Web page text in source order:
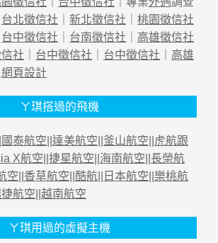
台北徵信社 ｜ 新北徵信社 ｜ 桃園徵信社
台中徵信社 ｜ 台南徵信社 ｜ 高雄徵信社
社 ｜ 台中徵信社 ｜ 台中徵信社 ｜ 高雄
網頁設計
ㄚ琪搭過的飛機
國泰航空 達美航空 釜山航空
虎航跟
X航空 捷星航空 海南航空 長榮航
空 香草航空 酷航 日本航空 樂桃航
航空 越南航空
ㄚ琪用過的虛擬主機